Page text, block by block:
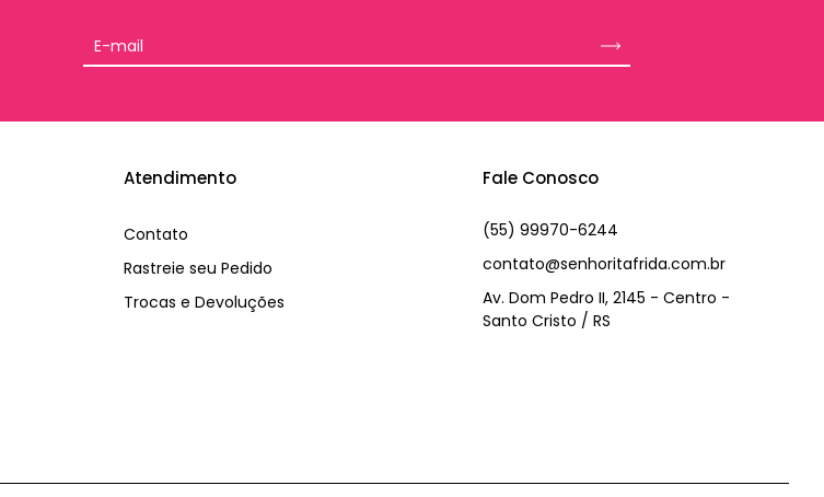
Atendimento
Contato
Rastreie seu Pedido
Trocas e Devoluções
Fale Conosco
(55) 99970-6244
contato@senhoritafrida.com.br
Av. Dom Pedro II, 2145 - Centro -
Santo Cristo / RS